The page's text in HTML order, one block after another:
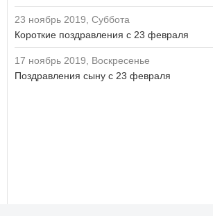
23 ноябрь 2019, Суббота
Короткие поздравления с 23 февраля
17 ноябрь 2019, Воскресенье
Поздравления сыну с 23 февраля